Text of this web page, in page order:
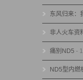
东风归来：
非人火车资
痛别ND5 -
ND5型内燃